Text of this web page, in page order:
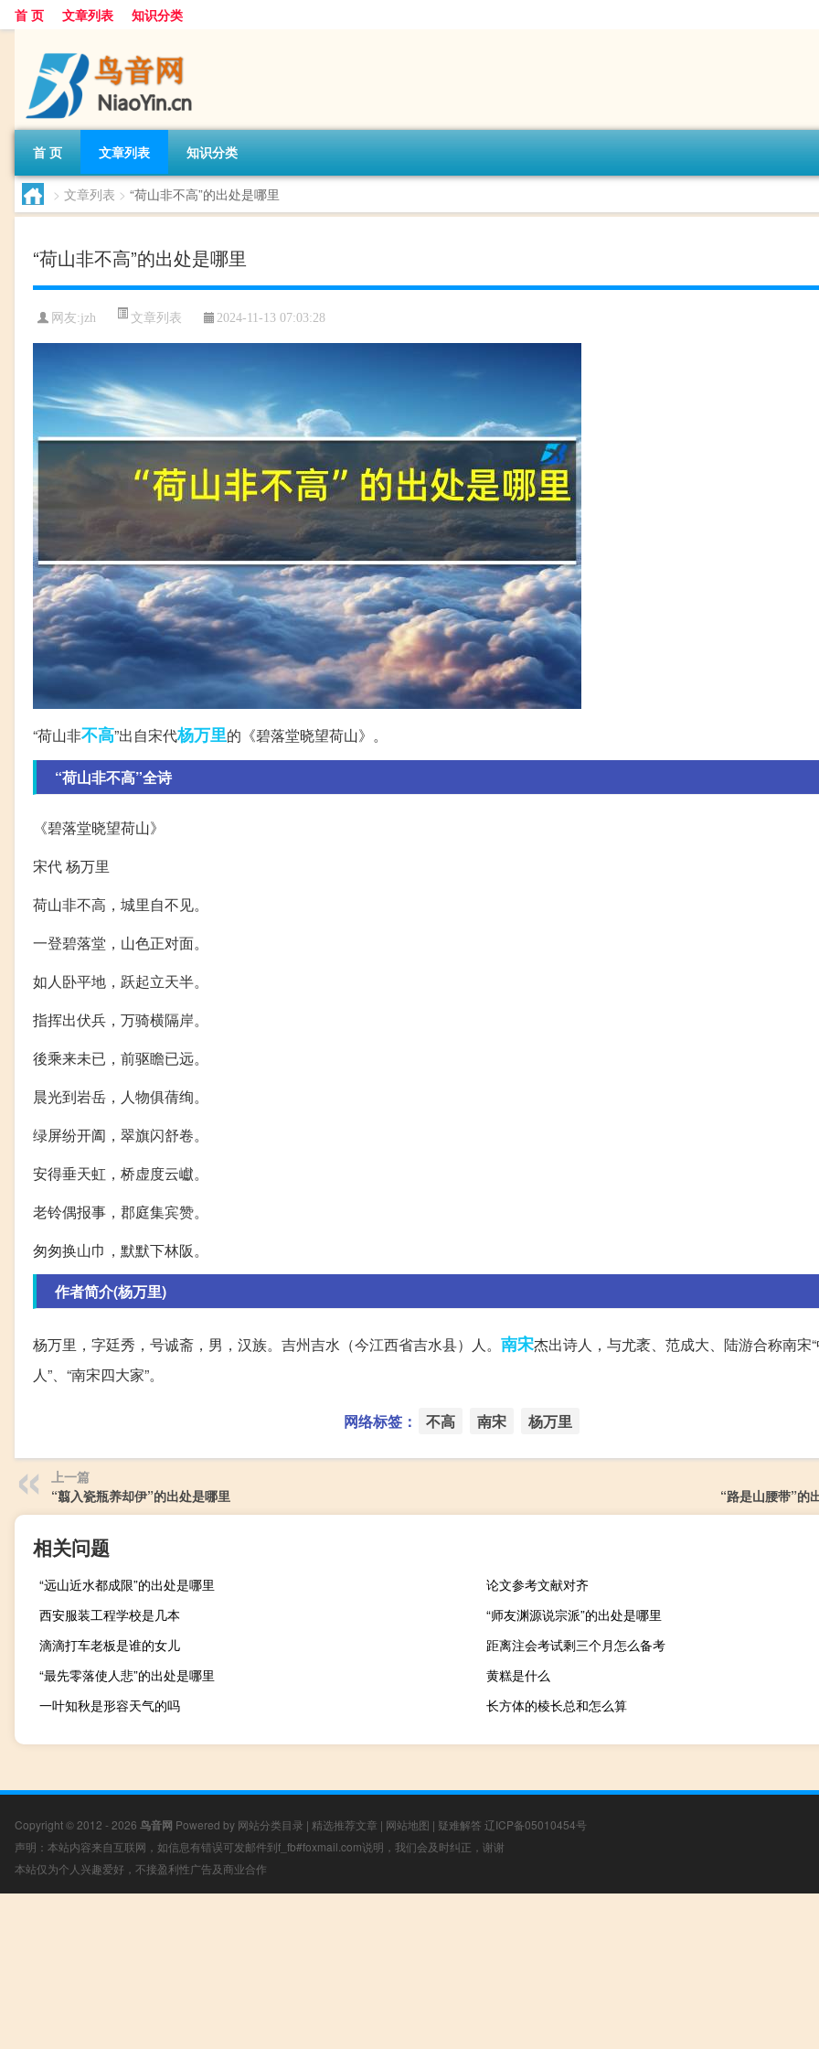
首 页 文章列表 知识分类
首 页 文章列表 知识分类
> 文章列表 > “荷山非不高”的出处是哪里
“荷山非不高”的出处是哪里
网友:jzh 文章列表 2024-11-13 07:03:28
“荷山非不高”出自宋代杨万里的《碧落堂晓望荷山》。
“荷山非不高”全诗
《碧落堂晓望荷山》
宋代 杨万里
荷山非不高，城里自不见。
一登碧落堂，山色正对面。
如人卧平地，跃起立天半。
指挥出伏兵，万骑横隔岸。
後乘来未已，前驱瞻已远。
晨光到岩岳，人物俱蒨绚。
绿屏纷开阖，翠旗闪舒卷。
安得垂天虹，桥虚度云巘。
老铃偶报事，郡庭集宾赞。
匆匆换山巾，默默下林阪。
作者简介(杨万里)
杨万里，字廷秀，号诚斋，男，汉族。吉州吉水（今江西省吉水县）人。 南宋杰出诗人，与尤袤、范成大、陆游合称南宋
人”、“南宋四大家”。
网络标签： 不高 南宋 杨万里
上一篇
“翦入瓷瓶养却伊”的出处是哪里
“路是山腰带”的
相关问题
“远山近水都成限”的出处是哪里
论文参考文献对齐
西安服装工程学校是几本
“师友渊源说宗派”的出处是哪里
滴滴打车老板是谁的女儿
距离注会考试剩三个月怎么备考
“最先零落使人悲”的出处是哪里
黄糕是什么
一叶知秋是形容天气的吗
长方体的棱长总和怎么算
Copyright © 2012 - 2026 鸟音网 Powered by 网站分类目录 | 精选推荐文章 | 网站地图 | 疑难解答 辽ICP备05010454号
声明：本站内容来自互联网，如信息有错误可发邮件到f_fb#foxmail.com说明，我们会及时纠正，谢谢
本站仅为个人兴趣爱好，不接盈利性广告及商业合作